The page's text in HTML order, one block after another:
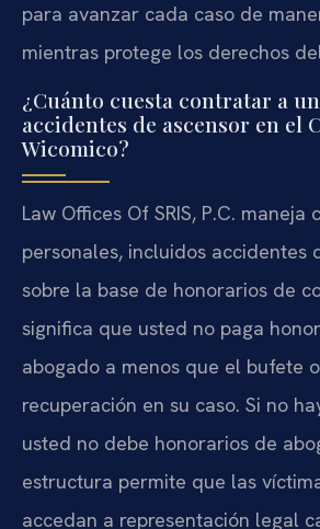
para avanzar cada caso de
mientras protege los derechos
¿Cuánto cuesta contratar a
accidentes de ascensor en el
Wicomico?
Law Offices Of SRIS, P.C. maneja
personales, incluidos accidentes
sobre la base de honorarios de
significa que usted no paga
abogado a menos que el bufete
recuperación en su caso. Si no
usted no debe honorarios de
estructura permite que las
accedan a representación legal